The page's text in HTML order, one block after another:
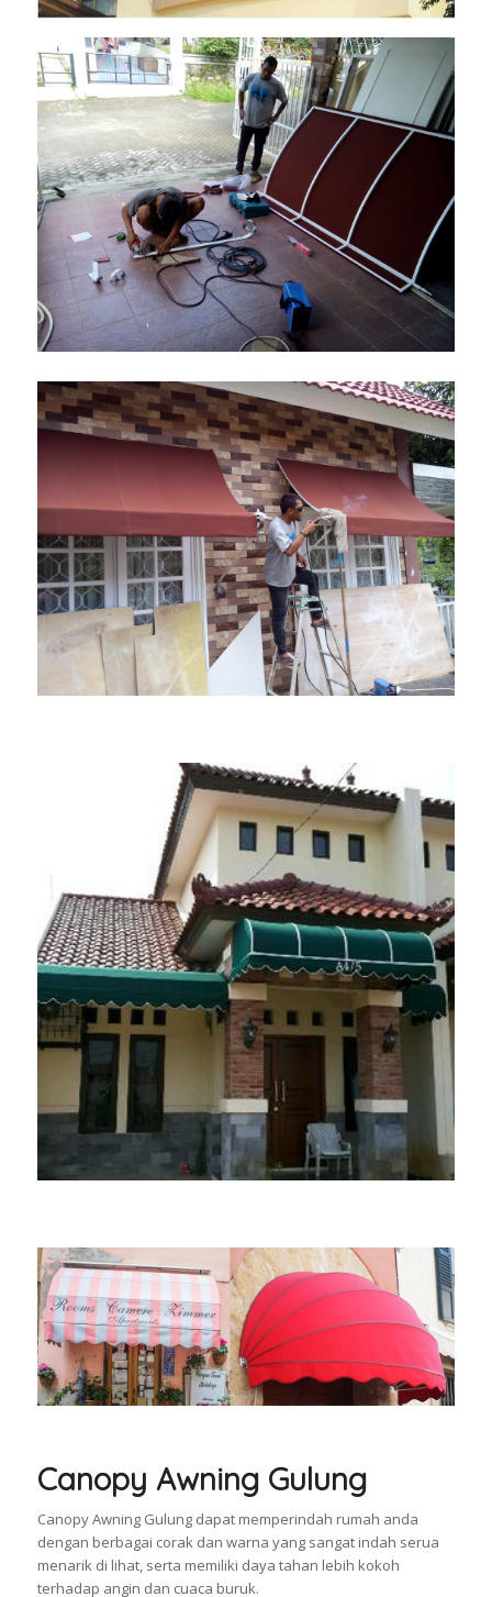
Canopy Awning Gulung
Canopy Awning Gulung dapat memperindah rumah anda
dengan berbagai corak dan warna yang sangat indah serua
menarik di lihat, serta memiliki daya tahan lebih kokoh
terhadap angin dan cuaca buruk.